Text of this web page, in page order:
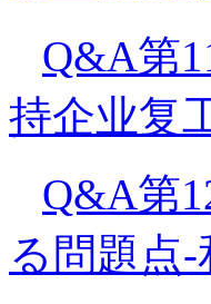
Q&A第
持企业复
Q&A第
る問題点-